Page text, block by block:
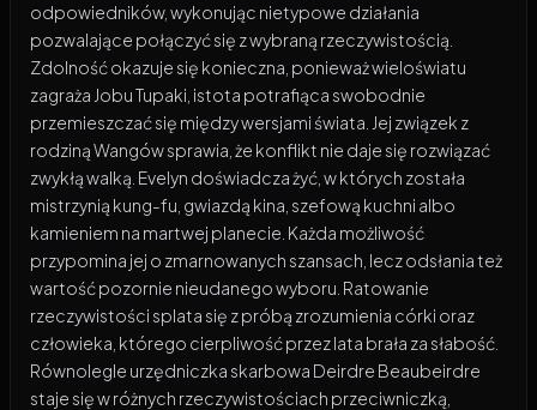
odpowiedników, wykonując nietypowe działania
pozwalające połączyć się z wybraną rzeczywistością.
Zdolność okazuje się konieczna, ponieważ wieloświatu
zagraża Jobu Tupaki, istota potrafiąca swobodnie
przemieszczać się między wersjami świata. Jej związek z
rodziną Wangów sprawia, że konflikt nie daje się rozwiązać
zwykłą walką. Evelyn doświadcza żyć, w których została
mistrzynią kung-fu, gwiazdą kina, szefową kuchni albo
kamieniem na martwej planecie. Każda możliwość
przypomina jej o zmarnowanych szansach, lecz odsłania też
wartość pozornie nieudanego wyboru. Ratowanie
rzeczywistości splata się z próbą zrozumienia córki oraz
człowieka, którego cierpliwość przez lata brała za słabość.
Równolegle urzędniczka skarbowa Deirdre Beaubeirdre
staje się w różnych rzeczywistościach przeciwniczką,